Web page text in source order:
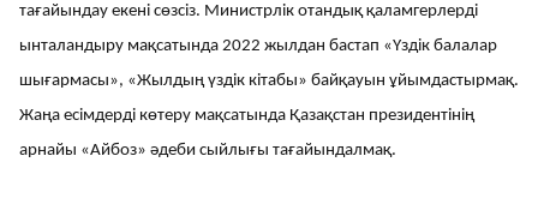
тағайындау екені сөзсіз. Министрлік отандық қаламгерлерді
ынталандыру мақсатында 2022 жылдан бастап «Үздік балалар
шығармасы», «Жылдың үздік кітабы» байқауын ұйымдастырмақ.
Жаңа есімдерді көтеру мақсатында Қазақстан президентінің
арнайы «Айбоз» әдеби сыйлығы тағайындалмақ.